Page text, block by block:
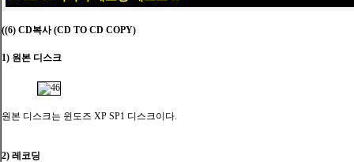
((6) CD복사 (CD TO CD COPY)
1) 원본 디스크
원본 디스크는 윈도즈 XP SP1 디스크이다.
2) 레코딩